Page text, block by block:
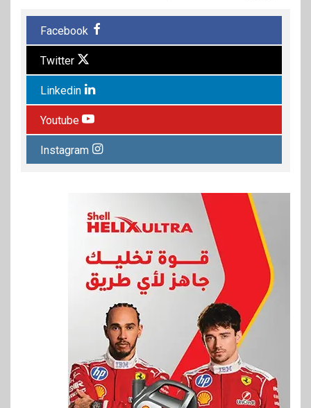
Facebook
Twitter
Linkedin
Youtube
Instagram